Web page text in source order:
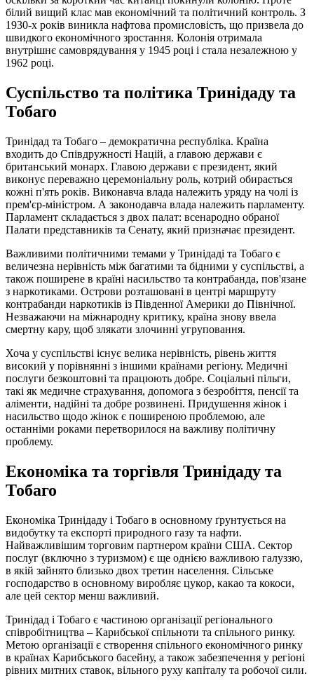
білий вищий клас мав економічний та політичний контроль. З
1930-х років виникла нафтова промисловість, що призвела до
швидкого економічного зростання. Колонія отримала
внутрішнє самоврядування у 1945 році і стала незалежною у
1962 році.
Суспільство та політика Тринідаду та
Тобаго
Тринідад та Тобаго – демократична республіка. Країна
входить до Співдружності Націй, а главою держави є
британський монарх. Главою держави є президент, який
виконує переважно церемоніальну роль, котрий обирається
кожні п'ять років. Виконавча влада належить уряду на чолі із
прем'єр-міністром. А законодавча влада належить парламенту.
Парламент складається з двох палат: всенародно обраної
Палати представників та Сенату, який призначає президент.
Важливими політичними темами у Тринідаді та Тобаго є
величезна нерівність між багатими та бідними у суспільстві, а
також поширене в країні насильство та контрабанда, пов'язане
з наркотиками. Острови розташовані в центрі маршруту
контрабанди наркотиків із Південної Америки до Північної.
Незважаючи на міжнародну критику, країна знову ввела
смертну кару, щоб злякати злочинні угруповання.
Хоча у суспільстві існує велика нерівність, рівень життя
високий у порівнянні з іншими країнами регіону. Медичні
послуги безкоштовні та працюють добре. Соціальні пільги,
такі як медичне страхування, допомога з безробіття, пенсії та
аліменти, надійні та добре розвинені. Придушення жінок і
насильство щодо жінок є поширеною проблемою, але
останніми роками перетворилося на важливу політичну
проблему.
Економіка та торгівля Тринідаду та
Тобаго
Економіка Тринідаду і Тобаго в основному ґрунтується на
видобутку та експорті природного газу та нафти.
Найважливішим торговим партнером країни США. Сектор
послуг (включно з туризмом) є ще однією важливою галуззю,
в якій зайнято близько двох третин населення. Сільське
господарство в основному виробляє цукор, какао та кокоси,
але цей сектор менш важливий.
Тринідад і Тобаго є частиною організації регіонального
співробітництва – Карибської спільноти та спільного ринку.
Метою організації є створення спільного економічного ринку
в країнах Карибського басейну, а також забезпечення у регіоні
рівних митних ставок, вільного руху капіталу та робочої сили.